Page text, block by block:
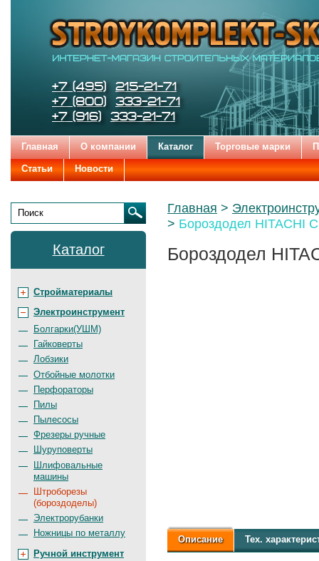
STROYKOMPLEKT-SK
отделочные
материалы
Телефоны:
+7 (495)
215-21-71
+7 (800)
333-21-71
+7 (916)
333-21-71
Главная О компании Каталог Торговые марки
Статьи Новости
Родительские
страницы:
Главная
Бороздодел HITACHI
Бороздодел
Описание Тех.
Поиск
Каталог
Стройматериалы
Электроинструмент
Болгарки(УШМ)
Гайковерты
Лобзики
Отбойные молотки
Перфораторы
Пилы
Пылесосы
Фрезеры ручные
Шуруповерты
Шлифовальные
машины
Штроборезы
(бороздоделы)
Электрорубанки
Ножницы по металлу
Ручной инструмент